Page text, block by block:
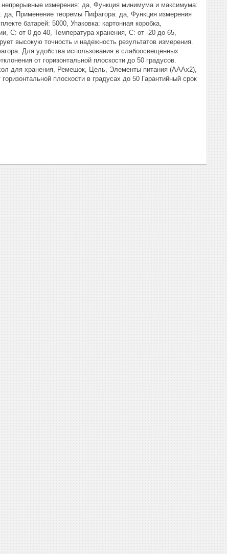
измерения: да, Функция минимума и максимума:
Применение теоремы Пифагора: да, Функция измерения
батарей: 5000, Упаковка: картонная коробка,
С: от 0 до 40, Температура хранения, С: от -20 до 65,
высокую точность и надежность результатов измерения.
Для удобства использования в слабоосвещенных
от горизонтальной плоскости до 50 градусов.
для хранения, Ремешок, Цель, Элементы питания (АААх2),
плоскости в градусах до 50 Гарантийный срок